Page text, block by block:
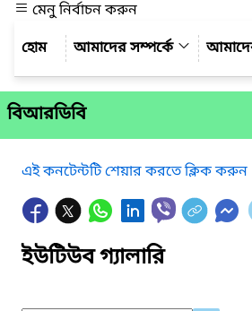
মেনু নির্বাচন করুন
আমাদের সম্পর্কে
বিআরডিবি
এই কনটেন্টটি শেয়ার করতে ক্লিক করুন
ইউটিউব গ্যালারি